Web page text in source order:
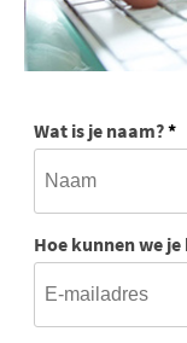
Wat is je naam?*
Hoe kunnen we